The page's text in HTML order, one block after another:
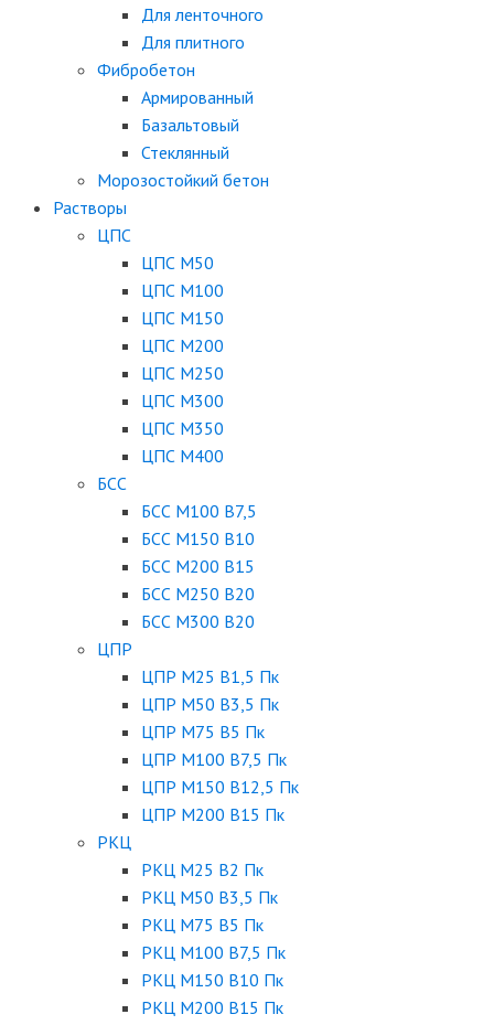
Для ленточного
Для плитного
Фибробетон
Армированный
Базальтовый
Стеклянный
Морозостойкий бетон
Растворы
ЦПС
ЦПС М50
ЦПС М100
ЦПС М150
ЦПС М200
ЦПС М250
ЦПС М300
ЦПС М350
ЦПС М400
БСС
БСС М100 B7,5
БСС М150 B10
БСС М200 B15
БСС М250 B20
БСС М300 B20
ЦПР
ЦПР М25 B1,5 Пк
ЦПР М50 B3,5 Пк
ЦПР М75 B5 Пк
ЦПР М100 B7,5 Пк
ЦПР М150 B12,5 Пк
ЦПР М200 B15 Пк
РКЦ
РКЦ М25 B2 Пк
РКЦ М50 В3,5 Пк
РКЦ М75 B5 Пк
РКЦ М100 B7,5 Пк
РКЦ М150 B10 Пк
РКЦ М200 B15 Пк